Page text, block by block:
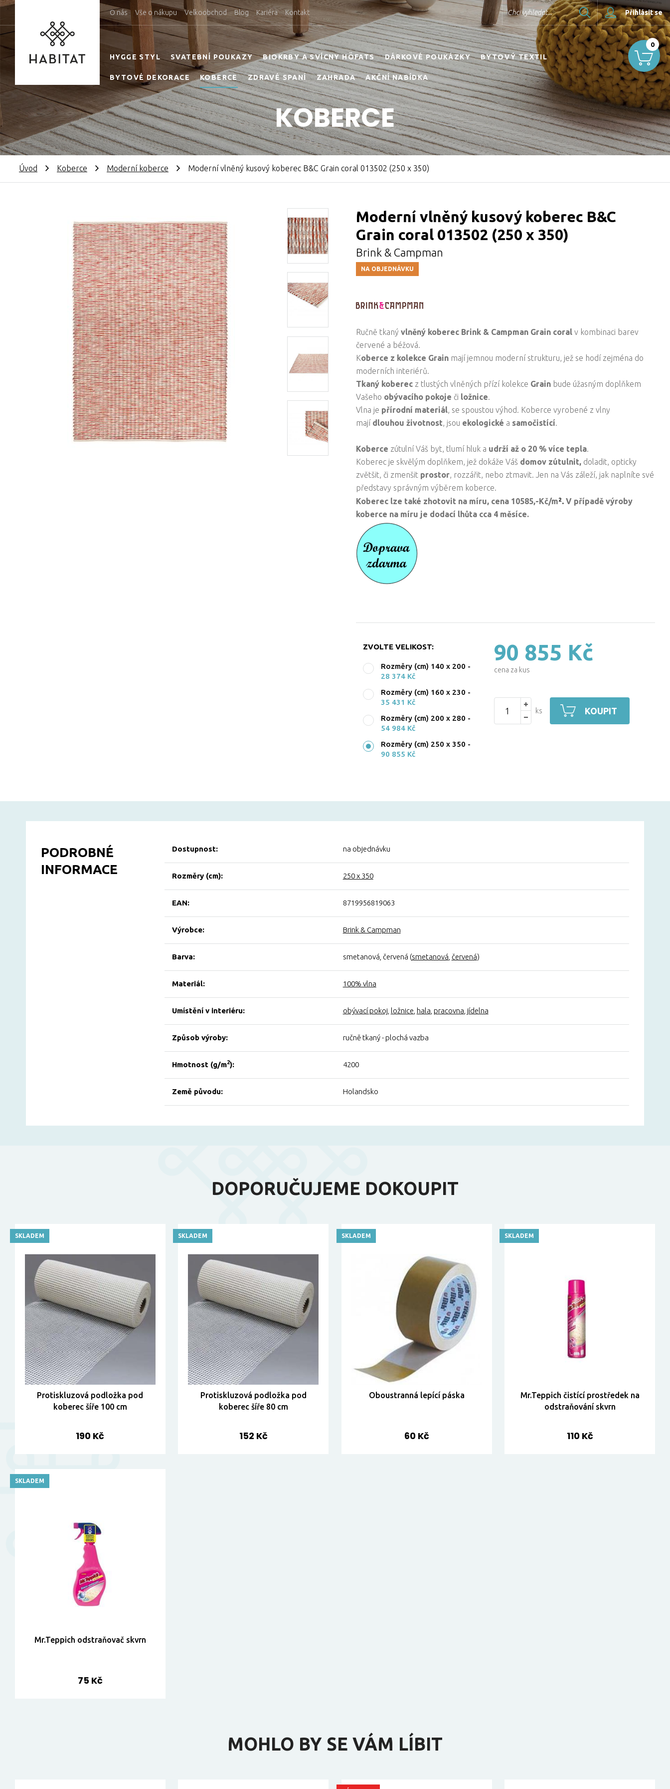
O nás Vše o nákupu Velkoobchod Blog Kariéra Kontakt Přihlásit se
Chci vyhledat... Hledat
HYGGE STYL SVATEBNÍ POUKAZY BIOKRBY A SVÍCNY HÖFATS DÁRKOVÉ POUKÁZKY BYTOVÝ TEXTIL
BYTOVÉ DEKORACE KOBERCE ZDRAVÉ SPANÍ ZAHRADA AKČNÍ NABÍDKA
KOBERCE
0
Úvod Koberce Moderní koberce Moderní vlněný kusový koberec B&C Grain coral 013502 (250 x 350)
Moderní vlněný kusový koberec B&C
Grain coral 013502 (250 x 350)
Brink & Campman
NA OBJEDNÁVKU
Ručně tkaný vlněný koberec Brink & Campman Grain coralv kombinaci barev
červené a béžová.
Koberce z kolekce Grain mají jemnou moderní strukturu, jež se hodí zejména do
moderních interiérů.
Tkaný koberec z tlustých vlněných přízí kolekce Grain bude úžasným doplňkem
Vašeho obývacího pokoje či ložnice.
Vlna je přírodní materiál, se spoustou výhod. Koberce vyrobené z vlny
mají dlouhou životnost, jsou ekologické a samočistící.
Koberce zútulní Váš byt, tlumí hluk a udrží až o 20 % více tepla.
Koberec je skvělým doplňkem, jež dokáže Váš domov zútulnit, doladit, opticky
zvětšit, či zmenšit prostor, rozzářit, nebo ztmavit. Jen na Vás záleží, jak naplníte své
představy správným výběrem koberce.
Koberec lze také zhotovit na míru, cena 10585,-Kč/m².V případě výroby
koberce na míru je dodací lhůta cca 4 měsíce.
ZVOLTE VELIKOST:
Rozměry (cm) 140 x 200 -
28 374 Kč
Rozměry (cm) 160 x 230 -
35 431 Kč
Rozměry (cm) 200 x 280 -
54 984 Kč
Rozměry (cm) 250 x 350 -
90 855 Kč
90 855 Kč
cena za kus
ks KOUPIT
PODROBNÉ
INFORMACE
Dostupnost: na objednávku
Rozměry (cm): 250 x 350
EAN: 8719956819063
Výrobce: Brink & Campman
Barva: smetanová, červená (smetanová červená)
Materiál: 100% vlna
Umístění v interiéru: obývací pokoj ložnice hala pracovna jídelna
Způsob výroby: ručně tkaný - plochá vazba
Hmotnost (g/m2): 4200
Země původu: Holandsko
DOPORUČUJEME DOKOUPIT
Protiskluzová podložka pod
koberec šíře 100 cm
190 Kč
SKLADEM
Protiskluzová podložka pod
koberec šíře 80 cm
152 Kč
SKLADEM
Oboustranná lepící páska
60 Kč
SKLADEM
Mr.Teppich čistící prostředek na
odstraňování skvrn
110 Kč
SKLADEM
Mr.Teppich odstraňovač skvrn
75 Kč
SKLADEM
MOHLO BY SE VÁM LÍBIT